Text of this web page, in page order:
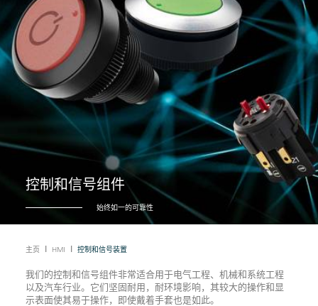
控制和信号组件
始终如一的可靠性
主页 Ι HMI Ι 控制和信号装置
我们的控制和信号组件非常适合用于电气工程、机械和系统工程
以及汽车行业。它们坚固耐用，耐环境影响，其较大的操作和显
示表面使其易于操作，即使戴着手套也是如此。